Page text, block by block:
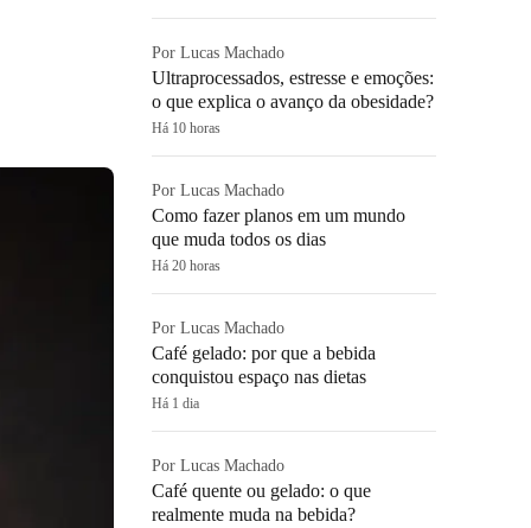
Por Lucas Machado
Ultraprocessados, estresse e emoções:
o que explica o avanço da obesidade?
Há 10 horas
Por Lucas Machado
Como fazer planos em um mundo
que muda todos os dias
Há 20 horas
Por Lucas Machado
Café gelado: por que a bebida
conquistou espaço nas dietas
Há 1 dia
Por Lucas Machado
Café quente ou gelado: o que
realmente muda na bebida?